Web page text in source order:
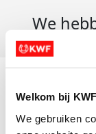
Welkom bij
We gebruiken
We